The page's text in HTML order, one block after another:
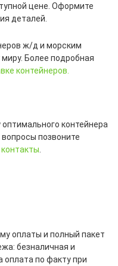
цене. Оформите
деталей.
ж/д и морским
Более подробная
контейнеров.
контейнера
позвоните
контакты
оплаты и полный пакет
безналичная и
по факту при